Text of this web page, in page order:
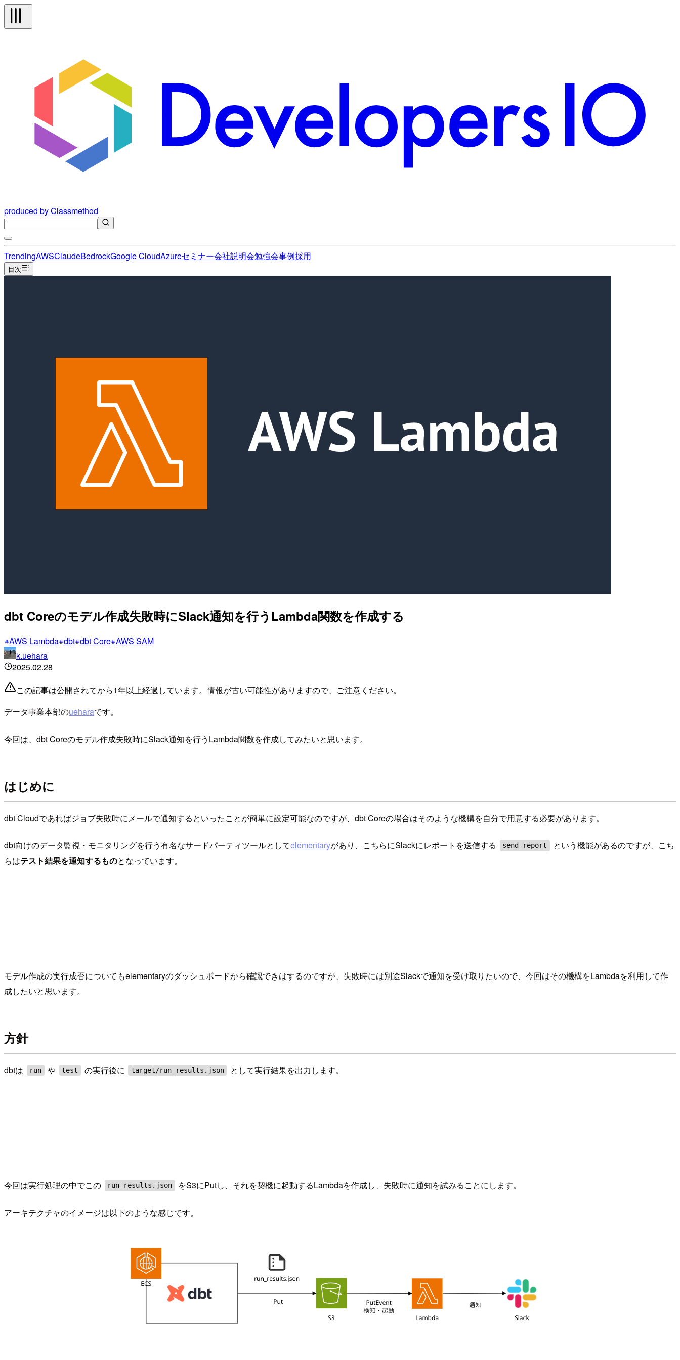
produced by Classmethod
TrendingAWSClaudeBedrockGoogle CloudAzureセミナー会社説明会勉強会事例採用
目次
dbt Coreのモデル作成失敗時にSlack通知を行うLambda関数を作成する
AWS Lambda dbt dbt Core AWS SAM
k.uehara
2025.02.28
この記事は公開されてから1年以上経過しています。情報が古い可能性がありますので、ご注意ください。
データ事業本部のueharaです。
今回は、dbt Coreのモデル作成失敗時にSlack通知を行うLambda関数を作成してみたいと思います。
はじめに
dbt Cloudであればジョブ失敗時にメールで通知するといったことが簡単に設定可能なのですが、dbt Coreの場合はそのような機構を自分で用意する必要があります。
dbt向けのデータ監視・モニタリングを行う有名なサードパーティツールとしてelementaryがあり、こちらにSlackにレポートを送信する send-report
という機能があるのですが、こち
らはテスト結果を通知するものとなっています。
モデル作成の実行成否についてもelementaryのダッシュボードから確認できはするのですが、失敗時には別途Slackで通知を受け取りたいので、今回はその機構をLambdaを利用して作
成したいと思います。
方針
dbtは run や test の実行後に target/run_results.json として実行結果を出力します。
今回は実行処理の中でこの run_results.json をS3にPutし、それを契機に起動するLambdaを作成し、失敗時に通知を試みることにします。
アーキテクチャのイメージは以下のような感じです。